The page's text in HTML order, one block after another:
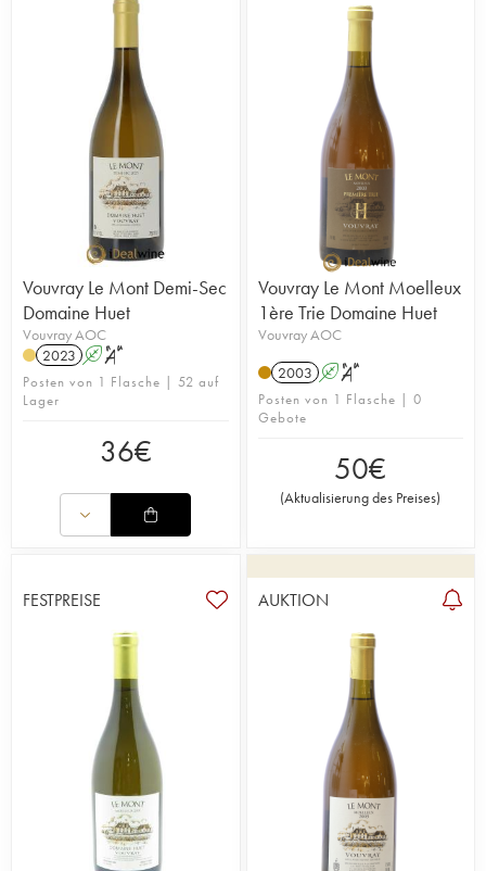
Vouvray Le Mont Demi-Sec
Domaine Huet
Vouvray AOC
2023 A S
Posten von 1 Flasche | 52 auf
Lager
36€
Vouvray Le Mont Moelleux
1ère Trie Domaine Huet
Vouvray AOC
2003 A S
Posten von 1 Flasche | 0
Gebote
50€
(Aktualisierung des Preises)
FESTPREISE AUKTION